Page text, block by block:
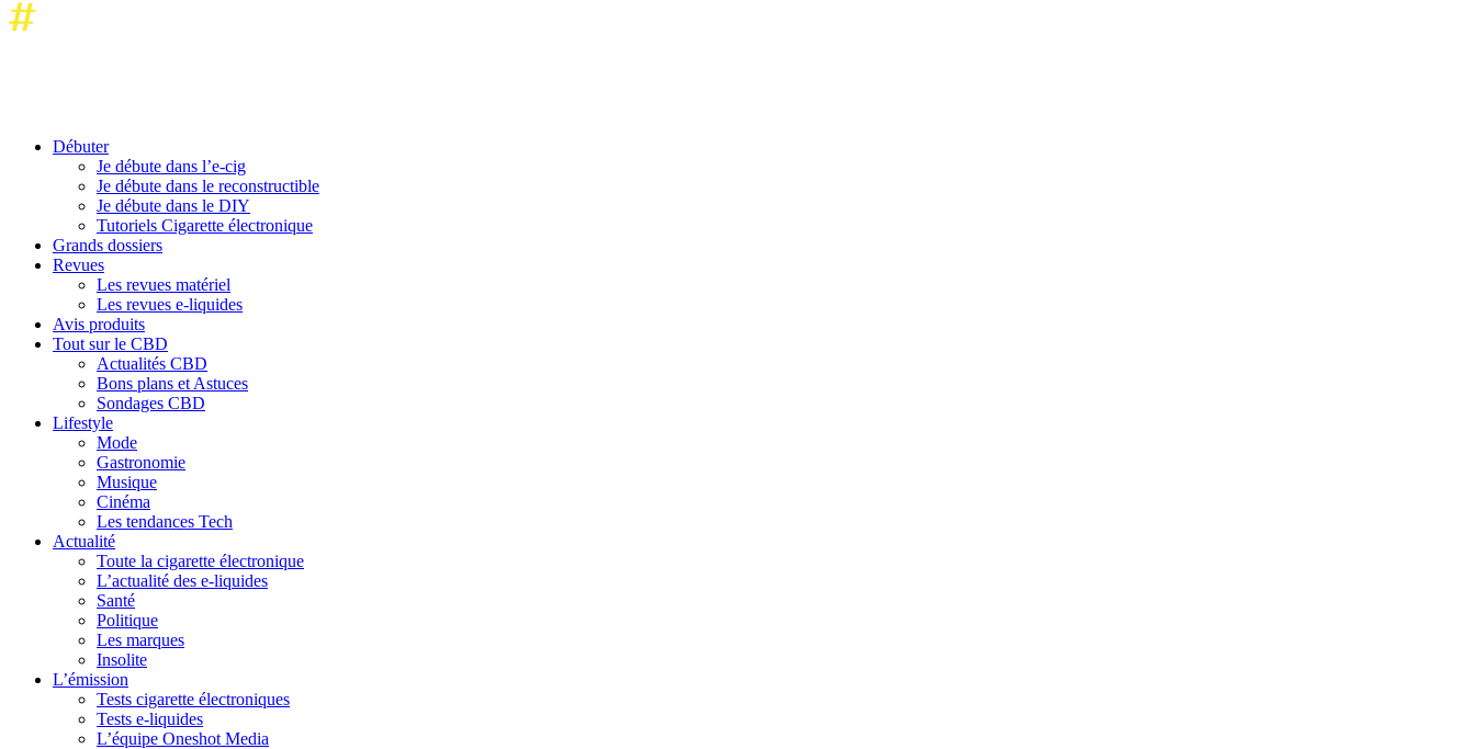
Débuter
Je débute dans l’e-cig
Je débute dans le reconstructible
Je débute dans le DIY
Tutoriels Cigarette électronique
Grands dossiers
Revues
Les revues matériel
Les revues e-liquides
Avis produits
Tout sur le CBD
Actualités CBD
Bons plans et Astuces
Sondages CBD
Lifestyle
Mode
Gastronomie
Musique
Cinéma
Les tendances Tech
Actualité
Toute la cigarette électronique
L’actualité des e-liquides
Santé
Politique
Les marques
Insolite
L’émission
Tests cigarette électroniques
Tests e-liquides
L’équipe Oneshot Media